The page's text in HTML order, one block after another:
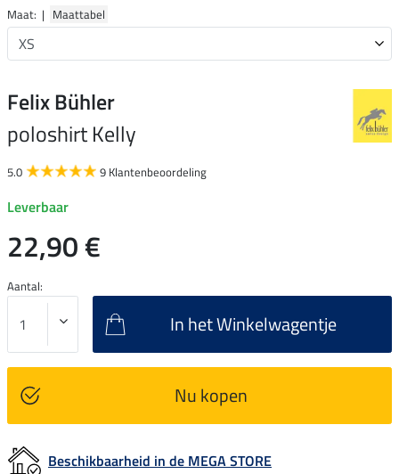
Maat: | Maattabel
Felix Bühler
poloshirt Kelly
5.0 9 Klantenbeoordeling
Leverbaar
22,90 €
Aantal:
In het Winkelwagentje
Nu kopen
Beschikbaarheid in de MEGA STORE